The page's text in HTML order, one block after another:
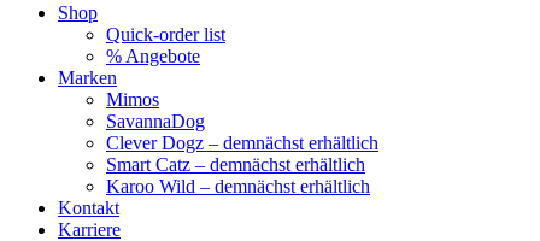
Shop
Quick-order list
% Angebote
Marken
Mimos
SavannaDog
Clever Dogz – demnächst erhältlich
Smart Catz – demnächst erhältlich
Karoo Wild – demnächst erhältlich
Kontakt
Karriere